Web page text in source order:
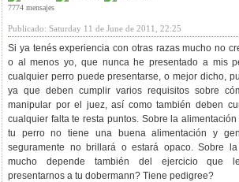
7774 mensajes
Publicado: Saturday 11 de June de 2011, 22:25
Si ya tenés experiencia con otras razas mucho no
o al menos yo, que nunca he presentado a mis
cualquier perro puede presentarse, o mejor dicho,
ya que deben cumplir varios requisitos sobre
manipular por el juez, así como también deben
cualquier falta te resta puntos. Sobre la
tu perro no tiene una buena alimentación y
seguramente no brillará o estará opaco. Sobre
mucho depende también del ejercicio que
presentarnos a tu dobermann? Tiene pedigree?